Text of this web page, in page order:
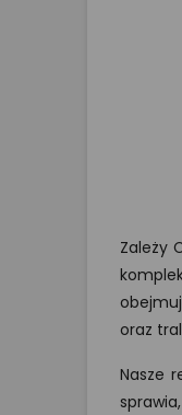
Zależy
oraz
Nasze